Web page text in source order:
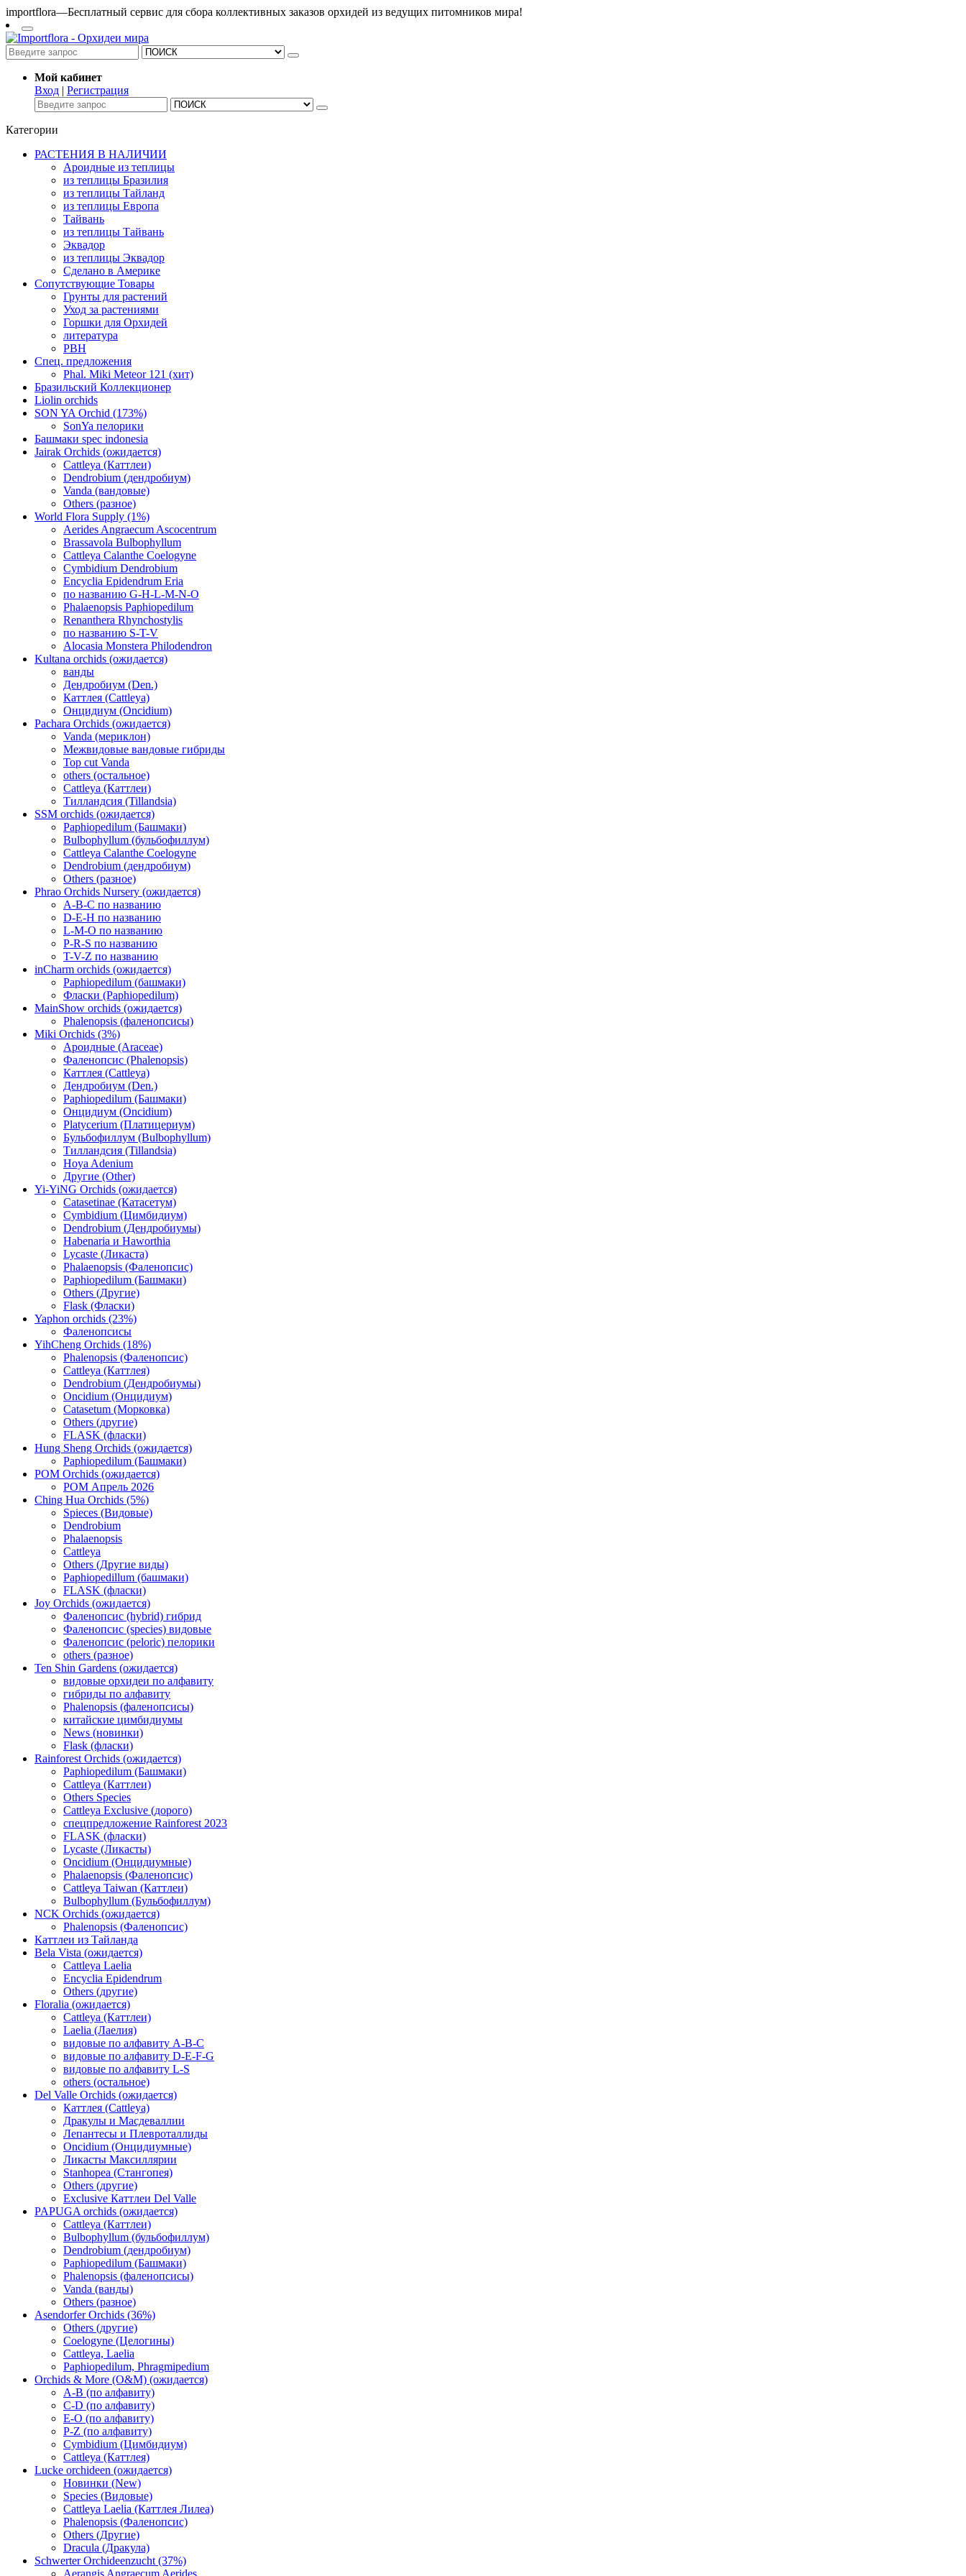
importflora—Бесплатный сервис для сбора коллективных заказов орхидей из ведущих питомников мира!
Мой кабинет
Вход | Регистрация
Категории
РАСТЕНИЯ В НАЛИЧИИ
Ароидные из теплицы
из теплицы Бразилия
из теплицы Тайланд
из теплицы Европа
Тайвань
из теплицы Тайвань
Эквадор
из теплицы Эквадор
Сделано в Америке
Сопутствующие Товары
Грунты для растений
Уход за растениями
Горшки для Орхидей
литература
РВН
Спец. предложения
Phal. Miki Meteor 121 (хит)
Бразильский Коллекционер
Liolin orchids
SON YA Orchid (173%)
SonYa пелорики
Башмаки spec indonesia
Jairak Orchids (ожидается)
Cattleya (Каттлеи)
Dendrobium (дендробиум)
Vanda (вандовые)
Others (разное)
World Flora Supply (1%)
Aerides Angraecum Ascocentrum
Brassavola Bulbophyllum
Cattleya Calanthe Coelogyne
Cymbidium Dendrobium
Encyclia Epidendrum Eria
по названию G-H-L-M-N-O
Phalaenopsis Paphiopedilum
Renanthera Rhynchostylis
по названию S-T-V
Alocasia Monstera Philodendron
Kultana orchids (ожидается)
ванды
Дендробиум (Den.)
Каттлея (Cattleya)
Онцидиум (Oncidium)
Pachara Orchids (ожидается)
Vanda (мериклон)
Межвидовые вандовые гибриды
Top cut Vanda
others (остальное)
Cattleya (Каттлеи)
Тилландсия (Tillandsia)
SSM orchids (ожидается)
Paphiopedilum (Башмаки)
Bulbophyllum (бульбофиллум)
Cattleya Calanthe Coelogyne
Dendrobium (дендробиум)
Others (разное)
Phrao Orchids Nursery (ожидается)
A-B-C по названию
D-E-H по названию
L-M-O по названию
P-R-S по названию
T-V-Z по названию
inCharm orchids (ожидается)
Paphiopedilum (башмаки)
Фласки (Paphiopedilum)
MainShow orchids (ожидается)
Phalenopsis (фаленопсисы)
Miki Orchids (3%)
Ароидные (Araceae)
Фаленопсис (Phalenopsis)
Каттлея (Cattleya)
Дендробиум (Den.)
Paphiopedilum (Башмаки)
Онцидиум (Oncidium)
Platycerium (Платицериум)
Бульбофиллум (Bulbophyllum)
Тилландсия (Tillandsia)
Hoya Adenium
Другие (Other)
Yi-YiNG Orchids (ожидается)
Catasetinae (Катасетум)
Cymbidium (Цимбидиум)
Dendrobium (Дендробиумы)
Habenaria и Haworthia
Lycaste (Ликаста)
Phalaenopsis (Фаленопсис)
Paphiopedilum (Башмаки)
Others (Другие)
Flask (Фласки)
Yaphon orchids (23%)
Фаленопсисы
YihCheng Orchids (18%)
Phalenopsis (Фаленопсис)
Cattleya (Каттлея)
Dendrobium (Дендробиумы)
Oncidium (Онцидиум)
Catasetum (Морковка)
Others (другие)
FLASK (фласки)
Hung Sheng Orchids (ожидается)
Paphiopedilum (Башмаки)
POM Orchids (ожидается)
POM Апрель 2026
Ching Hua Orchids (5%)
Spieces (Видовые)
Dendrobium
Phalaenopsis
Cattleya
Others (Другие виды)
Paphiopedillum (башмаки)
FLASK (фласки)
Joy Orchids (ожидается)
Фаленопсис (hybrid) гибрид
Фаленопсис (species) видовые
Фаленопсис (peloric) пелорики
others (разное)
Ten Shin Gardens (ожидается)
видовые орхидеи по алфавиту
гибриды по алфавиту
Phalenopsis (фаленопсисы)
китайские цимбидиумы
News (новинки)
Flask (фласки)
Rainforest Orchids (ожидается)
Paphiopedilum (Башмаки)
Cattleya (Каттлеи)
Others Species
Cattleya Exclusive (дорого)
спецпредложение Rainforest 2023
FLASK (фласки)
Lycaste (Ликасты)
Oncidium (Онцидиумные)
Phalaenopsis (Фаленопсис)
Cattleya Taiwan (Каттлеи)
Bulbophyllum (Бульбофиллум)
NCK Orchids (ожидается)
Phalenopsis (Фаленопсис)
Каттлеи из Тайланда
Bela Vista (ожидается)
Cattleya Laelia
Encyclia Epidendrum
Others (другие)
Floralia (ожидается)
Cattleya (Каттлеи)
Laelia (Лаелия)
видовые по алфавиту A-B-C
видовые по алфавиту D-E-F-G
видовые по алфавиту L-S
others (остальное)
Del Valle Orchids (ожидается)
Каттлея (Cattleya)
Дракулы и Масдеваллии
Лепантесы и Плевроталлиды
Oncidium (Онцидиумные)
Ликасты Максиллярии
Stanhopea (Стангопея)
Others (другие)
Exclusive Каттлеи Del Valle
PAPUGA orchids (ожидается)
Cattleya (Каттлеи)
Bulbophyllum (бульбофиллум)
Dendrobium (дендробиум)
Paphiopedilum (Башмаки)
Phalenopsis (фаленопсисы)
Vanda (ванды)
Others (разное)
Asendorfer Orchids (36%)
Others (другие)
Coelogyne (Целогины)
Cattleya, Laelia
Paphiopedilum, Phragmipedium
Orchids & More (O&M) (ожидается)
A-B (по алфавиту)
C-D (по алфавиту)
E-O (по алфавиту)
P-Z (по алфавиту)
Cymbidium (Цимбидиум)
Cattleya (Каттлея)
Lucke orchideen (ожидается)
Новинки (New)
Species (Видовые)
Cattleya Laelia (Каттлея Лилеа)
Phalenopsis (Фаленопсис)
Others (Другие)
Dracula (Дракула)
Schwerter Orchideenzucht (37%)
Aerangis Angraecum Aerides